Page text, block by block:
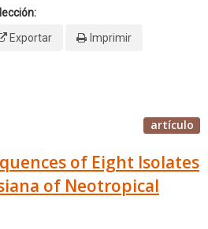
Exportar Imprimir
artículo
of Eight Isolates
of Neotropical